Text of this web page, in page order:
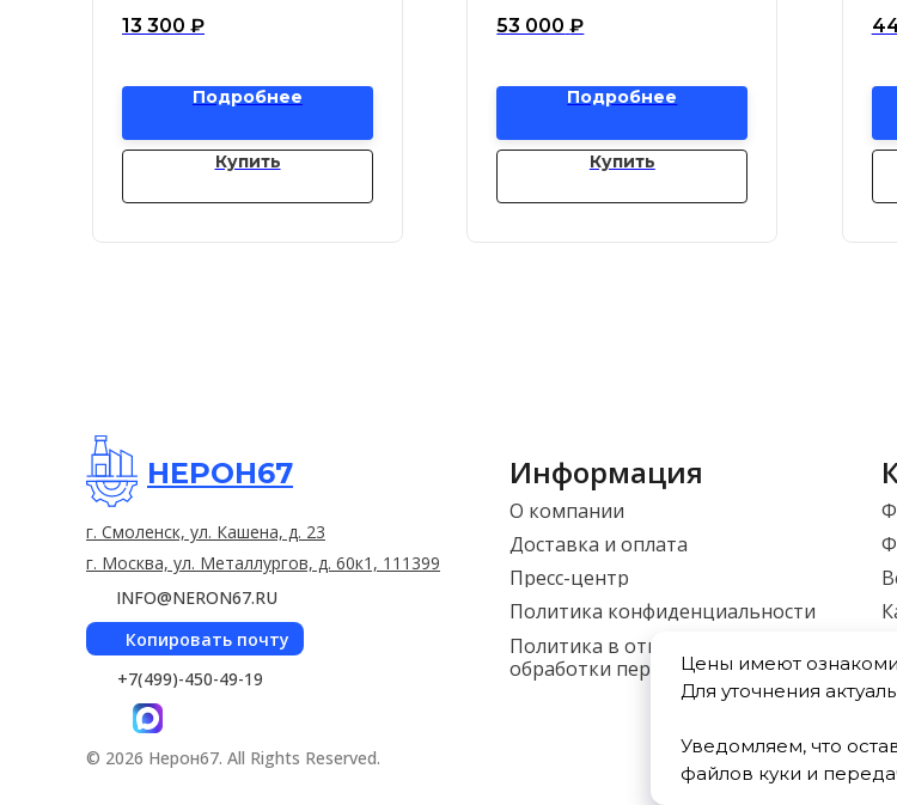
Цены имеют
Для уточнения
Уведомляем, что
файлов куки и
13 300 ₽
Подробнее
Купить
53 000 ₽
Подробнее
Купить
НЕРОН67 Информация
Доставка и оплата
Пресс-центр
О компании
INFO@NERON67.RU
+7(499)-450-49-19
Политика конфиденциальности
Политика в отношении
обработки персональных данных
© 2026 Нерон67. All Rights Reserved.
Копировать почту
г. Смоленск, ул. Кашена, д. 23
г. Москва, ул. Металлургов, д. 60к1, 111399